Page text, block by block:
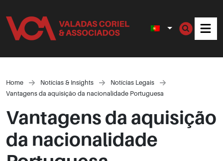
Home Notícias & Insights
Notícias Legais
Vantagens da aquisição da nacionalidade Portuguesa
Vantagens da aquisição
da nacionalidade